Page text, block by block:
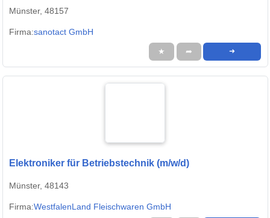
Münster, 48157
Firma:sanotact GmbH
★ ➦ ➜
Elektroniker für Betriebstechnik (m/w/d)
Münster, 48143
Firma:WestfalenLand Fleischwaren GmbH